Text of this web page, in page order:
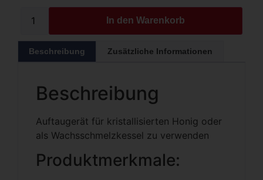
In den Warenkorb
Beschreibung Zusätzliche Informationen
Beschreibung
Auftaugerät für kristallisierten Honig oder
als Wachsschmelzkessel zu verwenden
Produktmerkmale: